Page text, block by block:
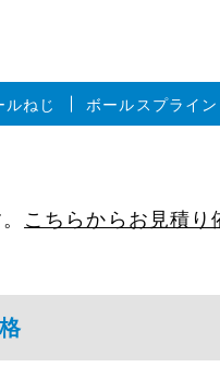
ルねじ ボールスプライン
こちらからお見積り